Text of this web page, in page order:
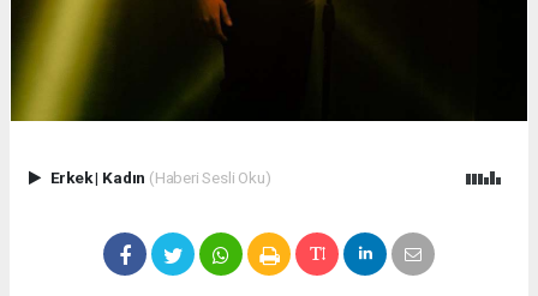
Erkek| Kadın (Haberi Sesli Oku)